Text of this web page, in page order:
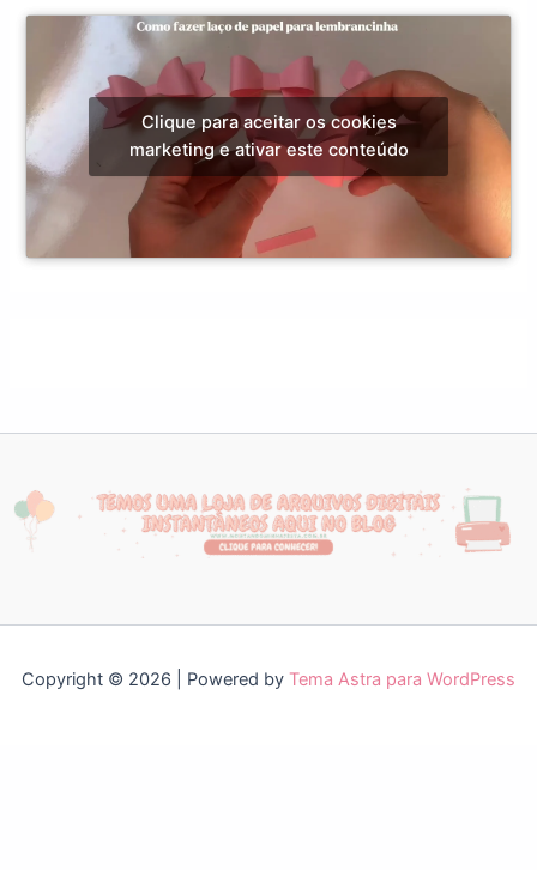
Clique para aceitar os cookies
marketing e ativar este conteúdo
Copyright © 2026 | Powered by Tema Astra para WordPress